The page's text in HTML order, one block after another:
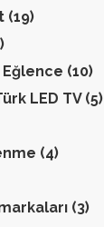
(19)
(10)
LED TV (5)
(4)
(3)